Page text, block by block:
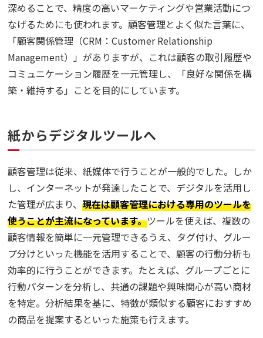
深めることで、精度の高いマーケティングや営業活動につ
なげるためにも使われます。顧客管理とよく似た言葉に、
「顧客関係管理（CRM：Customer Relationship
Management）」がありますが、これは顧客の取引履歴や
コミュニケーション履歴を一元管理し、「良好な関係を構
築・維持する」ことを目的にしています。
紙からデジタルツールへ
顧客管理は従来、紙媒体で行うことが一般的でした。しか
し、インターネットが発達したことで、デジタルを活用し
た管理が広まり、現在は顧客管理における専用のツールを
使うことが主流になっています。ツールを使えば、複数の
顧客情報を簡単に一元管理できるうえ、タグ付け、グルー
プ分けといった機能を活用することで、顧客の行動分析も
効率的に行うことができます。たとえば、グループごとに
行動パターンを分析し、共通の課題や興味関心が高い商材
を特定。分析結果を基に、特徴が類似する顧客におすすめ
の商品を提案するといった施策も行えます。